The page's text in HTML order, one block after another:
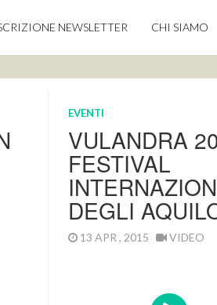
NEWSLETTER CHI SIAMO
EVENTI
VULANDRA
FESTIVAL
DEGLI
13 APR , 2015 VIDEO